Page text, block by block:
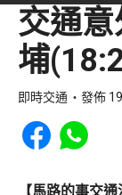
交通
埔
即時交通 發佈
Share to Facebook
Share to
【馬路的事交通